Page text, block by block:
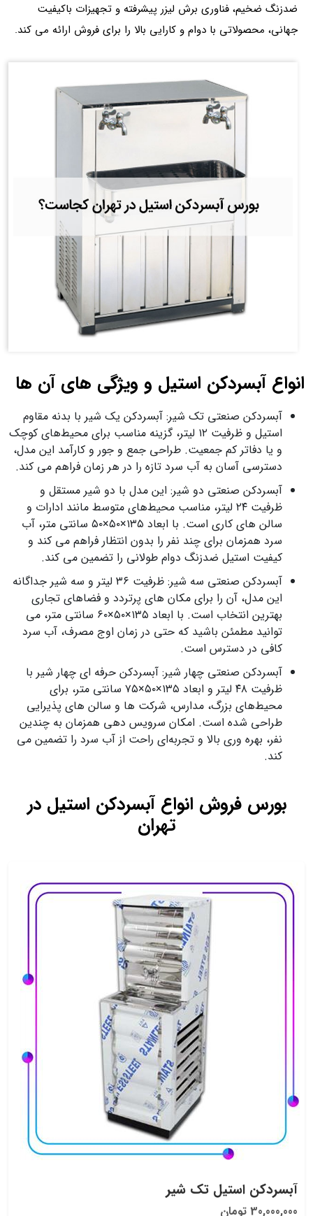
ضدزنگ ضخیم، فناوری برش لیزر پیشرفته و تجهیزات باکیفیت
جهانی، محصولاتی با دوام و کارایی بالا را برای فروش ارائه می کند.
انواع آبسردکن استیل و ویژگی‌ های آن‌ ها
آبسردکن صنعتی تک‌ شیر: آبسردکن یک شیر با بدنه مقاوم
استیل و ظرفیت ۱۲ لیتر، گزینه مناسب برای محیط‌های کوچک
و یا دفاتر کم‌ جمعیت. طراحی جمع‌ و جور و کارآمد این مدل،
دسترسی آسان به آب سرد تازه را در هر زمان فراهم می‌ کند.
آبسردکن صنعتی دو شیر: این مدل با دو شیر مستقل و
ظرفیت ۲۴ لیتر، مناسب محیط‌های متوسط مانند ادارات و
سالن‌ های کاری است. با ابعاد ۱۳۵×۵۰×۵۰ سانتی‌ متر، آب
سرد همزمان برای چند نفر را بدون انتظار فراهم می‌ کند و
کیفیت استیل ضدزنگ دوام طولانی را تضمین می‌ کند.
آبسردکن صنعتی سه‌ شیر: ظرفیت ۳۶ لیتر و سه شیر جداگانه
این مدل، آن را برای مکان‌ های پرتردد و فضاهای تجاری
بهترین انتخاب است. با ابعاد ۱۳۵×۵۰×۶۰ سانتی‌ متر، می‌
توانید مطمئن باشید که حتی در زمان اوج مصرف، آب سرد
کافی در دسترس است.
آبسردکن صنعتی چهار شیر: آبسردکن حرفه‌ ای چهار شیر با
ظرفیت ۴۸ لیتر و ابعاد ۱۳۵×۵۰×۷۵ سانتی‌ متر، برای
محیط‌های بزرگ، مدارس، شرکت‌ ها و سالن‌ های پذیرایی
طراحی شده است. امکان سرویس‌ دهی همزمان به چندین
نفر، بهره‌ وری بالا و تجربه‌ای راحت از آب سرد را تضمین می‌
کند.
بورس فروش انواع آبسردکن استیل در
تهران
آبسردکن استیل تک شیر
30,000,000 تومان